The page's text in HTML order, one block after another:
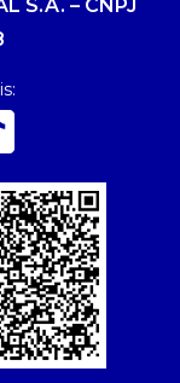
S.A. – CNPJ